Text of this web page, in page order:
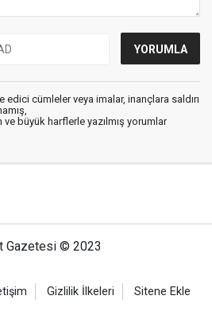
edici cümleler veya imalar, inançlara saldırı
büyük harflerle yazılmış yorumlar
Gazetesi © 2023
Gizlilik İlkeleri Sitene Ekle